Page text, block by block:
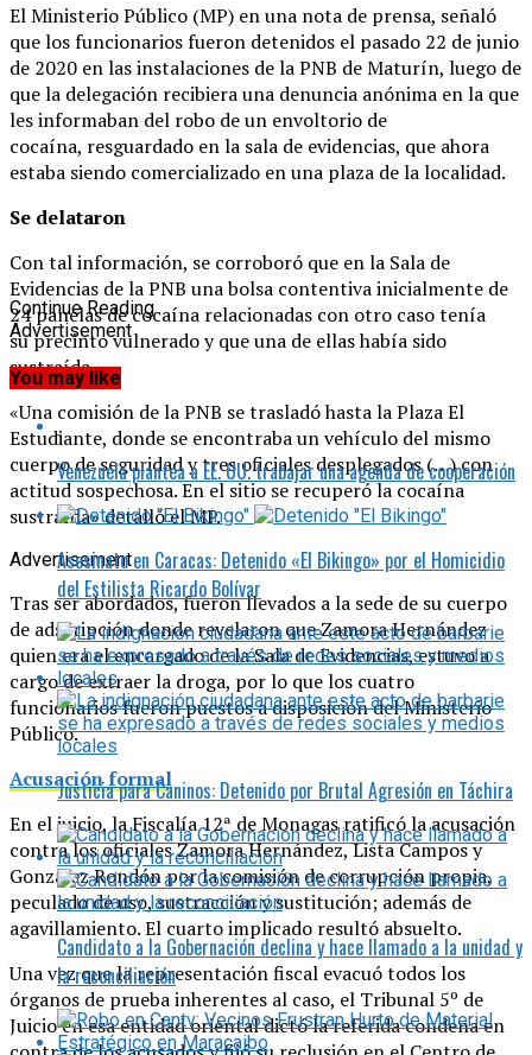
El Ministerio Público (MP) en una nota de prensa, señaló
que los funcionarios fueron detenidos el pasado 22 de junio
de 2020 en las instalaciones de la PNB de Maturín, luego de
que la delegación recibiera una denuncia anónima en la que
les informaban del robo de un envoltorio de
cocaína, resguardado en la sala de evidencias, que ahora
estaba siendo comercializado en una plaza de la localidad.
Se delataron
Con tal información, se corroboró que en la Sala de
Evidencias de la PNB una bolsa contentiva inicialmente de
24 panelas de cocaína relacionadas con otro caso tenía
su precinto vulnerado y que una de ellas había sido
sustraída.
«Una comisión de la PNB se trasladó hasta la Plaza El
Estudiante, donde se encontraba un vehículo del mismo
cuerpo de seguridad y tres oficiales desplegados (…) con
actitud sospechosa. En el sitio se recuperó la cocaína
sustraída» detalló el MP.
Advertisement
Tras ser abordados, fueron llevados a la sede de su cuerpo
de adscripción donde revelaron que Zamora Hernández
quien era el encargado de la Sala de Evidencias, estuvo a
cargo de extraer la droga, por lo que los cuatro
funcionarios fueron puestos a disposición del Ministerio
Público.
Acusación formal
En el juicio, la Fiscalía 12ª de Monagas ratificó la acusación
contra los oficiales Zamora Hernández, Lista Campos y
González Rondón por la comisión de corrupción propia,
peculado de uso, sustracción y sustitución; además de
agavillamiento. El cuarto implicado resultó absuelto.
Una vez que la representación fiscal evacuó todos los
órganos de prueba inherentes al caso, el Tribunal 5º de
Juicio en esa entidad oriental dictó la referida condena en
Continue Reading
Advertisement
You may like
Venezuela plantea a EE. UU. trabajar una agenda de cooperación
Asesinato en Caracas: Detenido «El Bikingo» por el Homicidio
del Estilista Ricardo Bolívar
Justicia para Caninos: Detenido por Brutal Agresión en Táchira
Candidato a la Gobernación declina y hace llamado a la unidad y
la reconciliación